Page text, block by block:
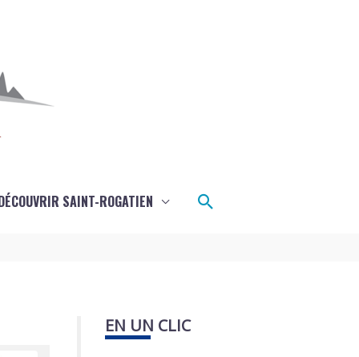
SAINT-ROGATIEN Rechercher
EN UN CLIC